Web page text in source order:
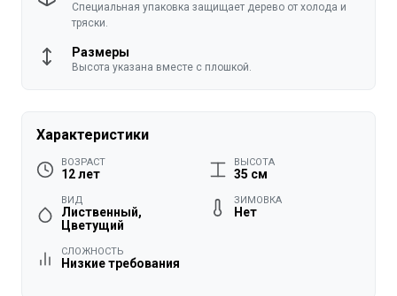
Специальная упаковка защищает дерево от холода и
тряски.
Размеры
Высота указана вместе с плошкой.
Характеристики
ВОЗРАСТ
12 лет
ВЫСОТА
35 см
ВИД
Лиственный,
Цветущий
ЗИМОВКА
Нет
СЛОЖНОСТЬ
Низкие требования